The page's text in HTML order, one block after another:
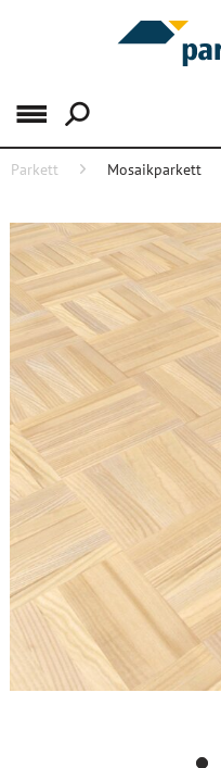
Menü
Parkett Mosaikparkett